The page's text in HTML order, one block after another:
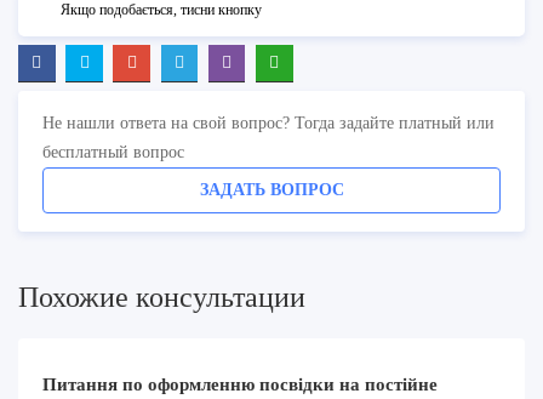
Якщо подобається, тисни кнопку
Не нашли ответа на свой вопрос? Тогда задайте платный или
бесплатный вопрос
ЗАДАТЬ ВОПРОС
Похожие консультации
Питання по оформленню посвідки на постійне